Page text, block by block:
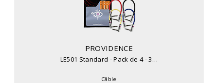
PROVIDENCE
LE501 Standard - Pack de 4 - 3…
Câble